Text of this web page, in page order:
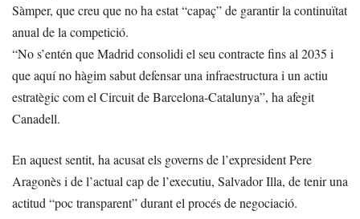
Sàmper, que creu que no ha estat “capaç” de garantir la continuïtat
anual de la competició.
“No s’entén que Madrid consolidi el seu contracte fins al 2035 i
que aquí no hàgim sabut defensar una infraestructura i un actiu
estratègic com el Circuit de Barcelona-Catalunya”, ha afegit
Canadell.
En aquest sentit, ha acusat els governs de l’expresident Pere
Aragonès i de l’actual cap de l’executiu, Salvador Illa, de tenir una
actitud “poc transparent” durant el procés de negociació.